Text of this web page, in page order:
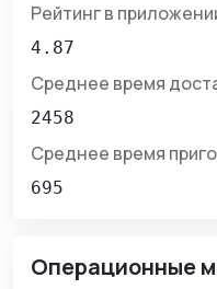
Рейтинг в
4.87
Среднее время
2458
Среднее время
695
Операционные